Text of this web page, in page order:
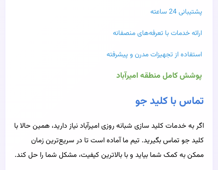
پشتیبانی 24 ساعته
ارائه خدمات با تعرفه‌های منصفانه
استفاده از تجهیزات مدرن و پیشرفته
پوشش کامل منطقه امیرآباد
تماس با کلید جو
اگر به خدمات کلید سازی شبانه‌ روزی امیرآباد نیاز دارید، همین حالا با
کلید جو تماس بگیرید. تیم ما آماده است تا در سریع‌ترین زمان
ممکن به کمک شما بیاید و با بالاترین کیفیت، مشکل شما را حل کند.